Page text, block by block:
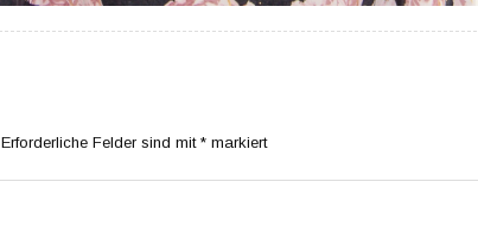
Erforderliche Felder sind mit * markiert